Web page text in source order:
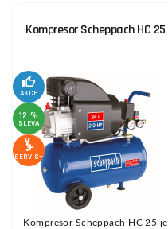
Kompresor Scheppach HC 25
AKCE
12 %
SLEVA
SERVIS+
Kompresor Scheppach HC 25 je